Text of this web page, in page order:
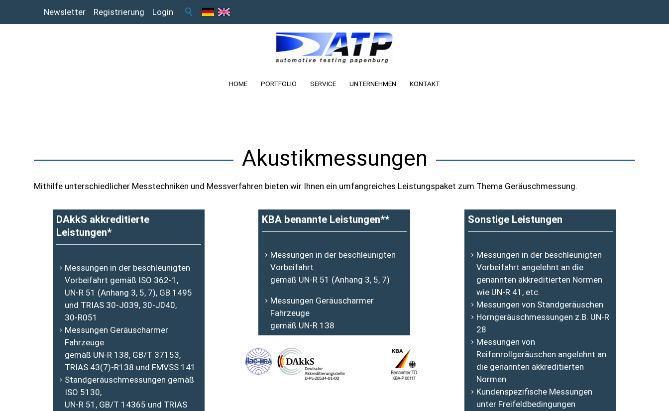
Newsletter Registrierung Login
HOME PORTFOLIO SERVICE UNTERNEHMEN KONTAKT
Akustikmessungen
Mithilfe unterschiedlicher Messtechniken und Messverfahren bieten wir Ihnen ein umfangreiches Leistungspaket zum Thema Geräuschmessung.
DAkkS akkreditierte
Leistungen*
Messungen in der beschleunigten
Vorbeifahrt gemäß ISO 362-1,
UN-R 51 (Anhang 3, 5, 7), GB 1495
und TRIAS 30-J039, 30-J040,
30-R051
Messungen Geräuscharmer
Fahrzeuge
gemäß UN-R 138, GB/T 37153,
TRIAS 43(7)-R138 und FMVSS 141
Standgeräuschmessungen gemäß
ISO 5130,
UN-R 51, GB/T 14365 und TRIAS
KBA benannte Leistungen**
Messungen in der beschleunigten
Vorbeifahrt
gemäß UN-R 51 (Anhang 3, 5, 7)
Messungen Geräuscharmer
Fahrzeuge
gemäß UN-R 138
Sonstige Leistungen
Messungen in der beschleunigten
Vorbeifahrt angelehnt an die
genannten akkreditierten Normen
wie UN-R 41, etc.
Messungen von Standgeräuschen
Horngeräuschmessungen z.B. UN-R
28
Messungen von
Reifenrollgeräuschen angelehnt an
die genannten akkreditierten
Normen
Kundenspezifische Messungen
unter Freifeldbedingungen